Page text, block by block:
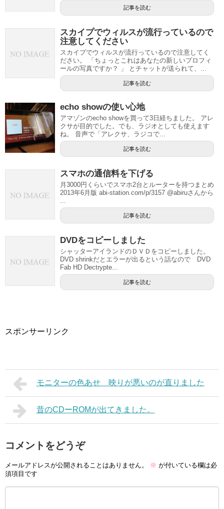
記事を読む
スカイプでウィルスが流行っているので
注意してください
スカイプでウィルスが流行っているので注意してく
ださい。 「ちょっとこれはあなたの新しいプロフィ
ールの写真ですか？ 」 とチャットが送られて、...
記事を読む
echo showの使い心地
アマゾンのecho showを買って3日経ちました。 アレ
クサが目的でした。でも、ラジオとしても使えます
ね。 音声で「アレクサ、ラジコで...
記事を読む
スマホの通信料を下げる
月3000円くらいでスマホ2台とルーターを持つまとめ
2013年6月版 abi-station.com/p/3157 @abiruさんから
...
記事を読む
DVDをコピーしました
シャッターアイランドのＤＶＤをコピーしました。
DVD shrinkだとエラーが出るという話なので DVD
Fab HD Dectrypte...
記事を読む
スポンサーリンク
モニターの色あせ 映りが悪いのが直りました
昔のCDーROMが出てきました。
コメントをどうぞ
メールアドレスが公開されることはありません。 ※ が付いている欄は必
須項目です